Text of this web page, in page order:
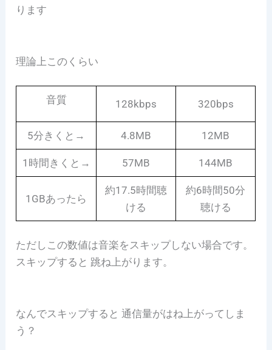
ります
理論上このくらい
音質 128kbps 320bps
5分きくと→ 4.8MB 12MB
1時間きくと→ 57MB 144MB
1GBあったら
約17.5時間聴
ける
約6時間50分
聴ける
ただしこの数値は音楽をスキップしない場合です。
スキップすると 跳ね上がります。
なんでスキップすると 通信量がはね上がってしま
う？